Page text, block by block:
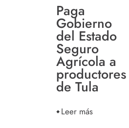
Paga
Gobierno
del Estado
Seguro
Agrícola a
productores
de Tula
Leer más